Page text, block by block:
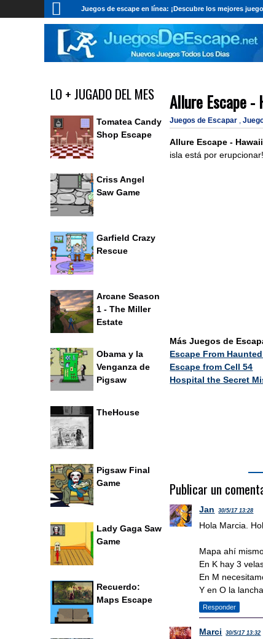
Juegos de escape en línea: ¡Descubre los mejores
Allure Escape -
Juegos de Escapar ,
Allure Escape - Hawaii
isla está por
Más Juegos de
Escape From
Escape from Cell 54
Hospital the Secret
Publicar un
Jan 30/5/17 13:28
Hola Marcia.
Mapa ahí
En K hay 3
En M
Y en O la
Responder
Marci 30/5/17 13:32
LO + JUGADO DEL MES
Tomatea Candy
Shop Escape
Criss Angel
Saw Game
Garfield Crazy
Rescue
Arcane Season
1 - The Miller
Estate
Obama y la
Venganza de
Pigsaw
TheHouse
Pigsaw Final
Game
Lady Gaga Saw
Game
Recuerdo:
Maps Escape